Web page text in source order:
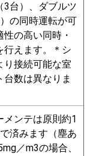
3台）、ダブルツ
の同時運転が可
の高い同時・
行えます。＊シ
り接続可能な室
台数は異なりま
メンテは原則約1
済みます（塵あ
／m3の場合、